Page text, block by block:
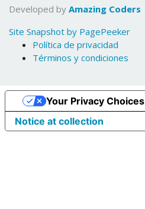
Developed by Amazing Coders
Site Snapshot by PagePeeker
Política de privacidad
Términos y condiciones
Notice at collection
Your Privacy Choices